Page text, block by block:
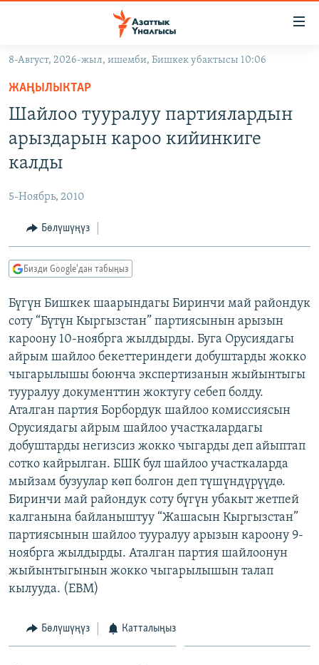
Навигацияга
өтүңүз
Издөөгө
салыңыз
МАДАНИЯТ
УКРАИНА
ТВ ПРОГРАММАЛАР
БҮГҮН АЗАТТЫКТА
ДАНИСТЕ
ЭЖЕ-СИҢДИЛЕР
АЗАТТЫК+
ЫҢГАЙСЫЗ СУРООЛОР
ПОДКАСТ
ОНЛАЙН ШЕРИНЕ
ЭЕ/АРнун бардык сайттары
8-Август, 2026-жыл, ишемби, Бишкек убактысы 10:06
ЖАҢЫЛЫКТАР
Шайлоо тууралуу партиялардын
арыздарын кароо кийинкиге
калды
5-Ноябрь, 2010
Бөлүшүңүз
Бизди Google'дан табыңыз
Бүгүн Бишкек шаарындагы Биринчи май райондук
соту “Бүтүн Кыргызстан” партиясынын арызын
кароону 10-ноябрга жылдырды. Буга Орусиядагы
айрым шайлоо бекеттериндеги добуштарды жокко
чыгарылышы боюнча экспертизанын жыйынтыгы
тууралуу документтин жоктугу себеп болду.
Аталган партия Борбордук шайлоо комиссиясын
Орусиядагы айрым шайлоо участкалардагы
добуштарды негизсиз жокко чыгарды деп айыптап
сотко кайрылган. БШК бул шайлоо участкаларда
мыйзам бузуулар көп болгон деп түшүндүрүүдө.
Биринчи май райондук соту бүгүн убакыт жетпей
калганына байланыштуу “Жашасын Кыргызстан”
партиясынын шайлоо тууралуу арызын кароону 9-
ноябрга жылдырды. Аталган партия шайлоонун
жыйынтыгынын жокко чыгарылышын талап
кылууда. (EBM)
Бөлүшүңүз Катталыңыз